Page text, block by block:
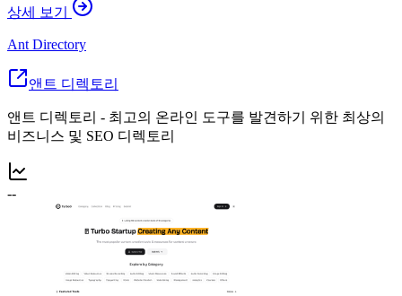
상세 보기
Ant Directory
앤트 디렉토리
앤트 디렉토리 - 최고의 온라인 도구를 발견하기 위한 최상의
비즈니스 및 SEO 디렉토리
--